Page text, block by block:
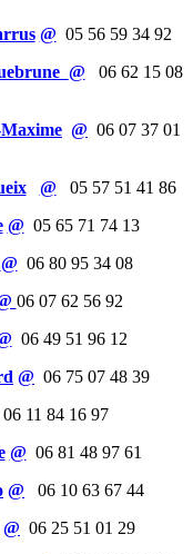
@ 05 56 59 34 92
@ 06 62 15 08
@ 06 07 37 01
@
05 57 51 41 86
@ 05 65 71 74 13
@ 06 80 95 34 08
06 07 62 56 92
06 49 51 96 12
@ 06 75 07 48 39
06 11 84 16 97
@ 06 81 48 97 61
@ 06 10 63 67 44
@ 06 25 51 01 29